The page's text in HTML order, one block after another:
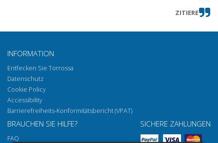
ZITIERE
INFORMATION
Entfecken Sie Torrossa
Datenschutz
Cookie Policy
Accessibility
Barrierefreiheits-Konformitätsbericht (VPAT)
BRAUCHEN SIE HILFE?
FAQ
SICHERE ZAHLUNGEN